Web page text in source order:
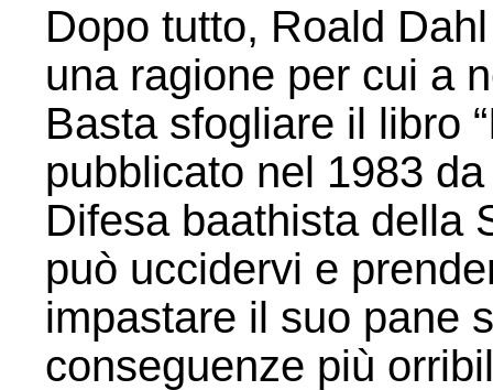
Dopo tutto, Roald
una ragione per cui a
Basta sfogliare il libro
pubblicato nel 1983
Difesa baathista della
può uccidervi e
impastare il suo pane
conseguenze più